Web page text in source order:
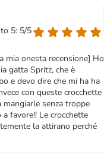
5: 5/5
onesta recensione] Ho
gatta Spritz, che è
e devo dire che mi ha ha
con queste crocchette
senza troppe
favore!! Le crocchette
la attirano perché